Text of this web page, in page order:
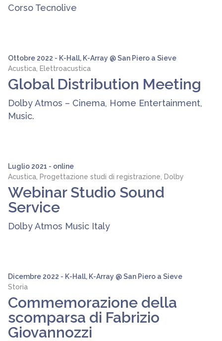
Corso Tecnolive
Ottobre 2022 - K-Hall, K-Array @ San Piero a Sieve
Acustica, Elettroacustica
Global Distribution Meeting
Dolby Atmos – Cinema, Home Entertainment,
Music.
Luglio 2021 - online
Acustica, Progettazione studi di registrazione, Dolby
Webinar Studio Sound
Service
Dolby Atmos Music Italy
Dicembre 2022 - K-Hall, K-Array @ San Piero a Sieve
Storia
Commemorazione della
scomparsa di Fabrizio
Giovannozzi